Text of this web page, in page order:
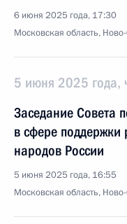
6 июня 2025 года, 17:30
Московская область,
5 июня 2025 года,
Заседание Совета
в сфере поддержки
народов России
5 июня 2025 года, 16:55
Московская область,